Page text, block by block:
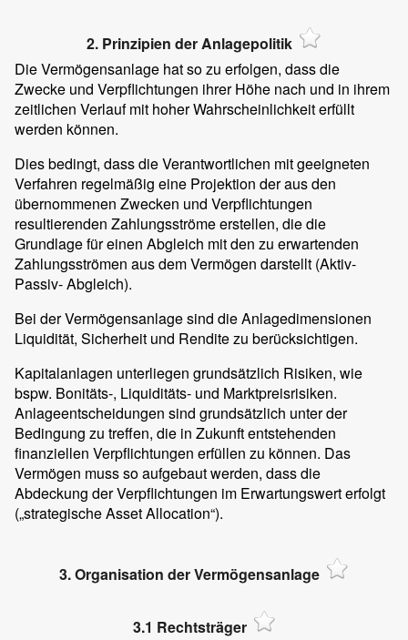
2. Prinzipien der Anlagepolitik
Die Vermögensanlage hat so zu erfolgen, dass die
Zwecke und Verpflichtungen ihrer Höhe nach und in ihrem
zeitlichen Verlauf mit hoher Wahrscheinlichkeit erfüllt
werden können.
Dies bedingt, dass die Verantwortlichen mit geeigneten
Verfahren regelmäßig eine Projektion der aus den
übernommenen Zwecken und Verpflichtungen
resultierenden Zahlungsströme erstellen, die die
Grundlage für einen Abgleich mit den zu erwartenden
Zahlungsströmen aus dem Vermögen darstellt (Aktiv-
Passiv- Abgleich).
Bei der Vermögensanlage sind die Anlagedimensionen
Liquidität, Sicherheit und Rendite zu berücksichtigen.
Kapitalanlagen unterliegen grundsätzlich Risiken, wie
bspw. Bonitäts-, Liquiditäts- und Marktpreisrisiken.
Anlageentscheidungen sind grundsätzlich unter der
Bedingung zu treffen, die in Zukunft entstehenden
finanziellen Verpflichtungen erfüllen zu können. Das
Vermögen muss so aufgebaut werden, dass die
Abdeckung der Verpflichtungen im Erwartungswert erfolgt
(„strategische Asset Allocation“).
3. Organisation der Vermögensanlage
3.1 Rechtsträger